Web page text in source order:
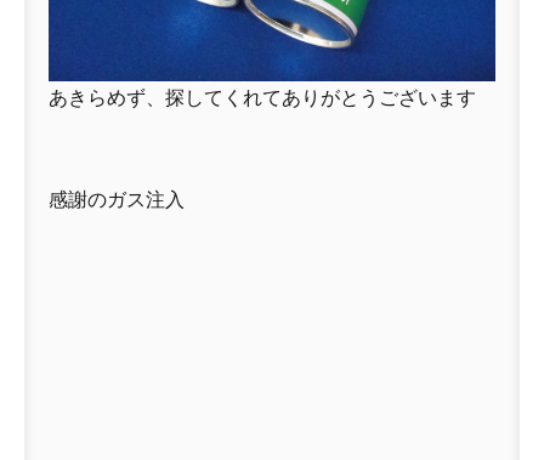
あきらめず、探してくれてありがとうございます
感謝のガス注入